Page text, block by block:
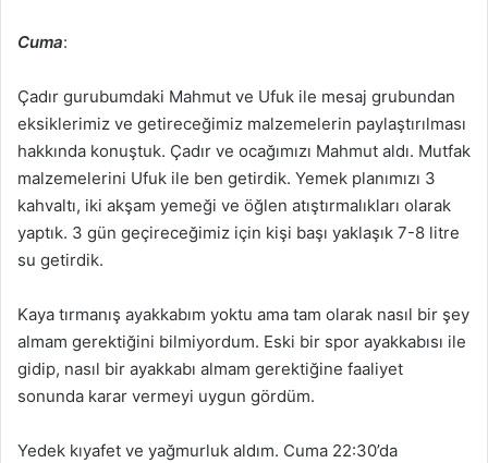
Cuma:
Çadır gurubumdaki Mahmut ve Ufuk ile mesaj grubundan
eksiklerimiz ve getireceğimiz malzemelerin paylaştırılması
hakkında konuştuk. Çadır ve ocağımızı Mahmut aldı. Mutfak
malzemelerini Ufuk ile ben getirdik. Yemek planımızı 3
kahvaltı, iki akşam yemeği ve öğlen atıştırmalıkları olarak
yaptık. 3 gün geçireceğimiz için kişi başı yaklaşık 7-8 litre
su getirdik.
Kaya tırmanış ayakkabım yoktu ama tam olarak nasıl bir şey
almam gerektiğini bilmiyordum. Eski bir spor ayakkabısı ile
gidip, nasıl bir ayakkabı almam gerektiğine faaliyet
sonunda karar vermeyi uygun gördüm.
Yedek kıyafet ve yağmurluk aldım. Cuma 22:30’da